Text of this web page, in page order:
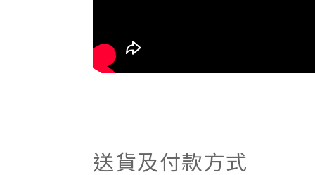
送貨及付款方式